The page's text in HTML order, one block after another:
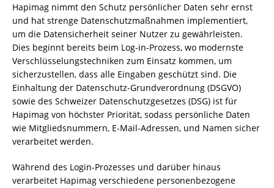
Hapimag nimmt den Schutz persönlicher Daten sehr ernst
und hat strenge Datenschutzmaßnahmen implementiert,
um die Datensicherheit seiner Nutzer zu gewährleisten.
Dies beginnt bereits beim Log-in-Prozess, wo modernste
Verschlüsselungstechniken zum Einsatz kommen, um
sicherzustellen, dass alle Eingaben geschützt sind. Die
Einhaltung der Datenschutz-Grundverordnung (DSGVO)
sowie des Schweizer Datenschutzgesetzes (DSG) ist für
Hapimag von höchster Priorität, sodass persönliche Daten
wie Mitgliedsnummern, E-Mail-Adressen, und Namen sicher
verarbeitet werden.
Während des Login-Prozesses und darüber hinaus
verarbeitet Hapimag verschiedene personenbezogene